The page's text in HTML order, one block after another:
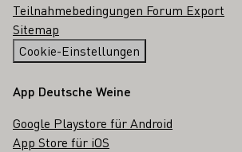
Teilnahmebedingungen Forum Export
Sitemap
Cookie-Einstellungen
App Deutsche Weine
Google Playstore für Android
App Store für iOS